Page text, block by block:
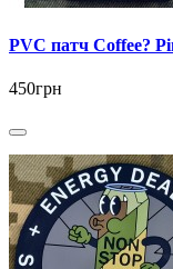
PVC патч Coffee?
450грн